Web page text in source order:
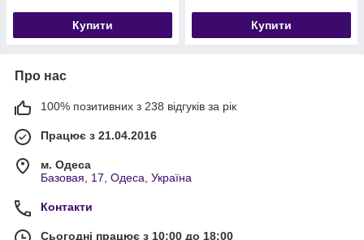
Купити Купити
Про нас
100% позитивних з 238 відгуків за рік
Працює з 21.04.2016
м. Одеса
Базовая, 17, Одеса, Україна
Контакти
Сьогодні працює з 10:00 до 18:00